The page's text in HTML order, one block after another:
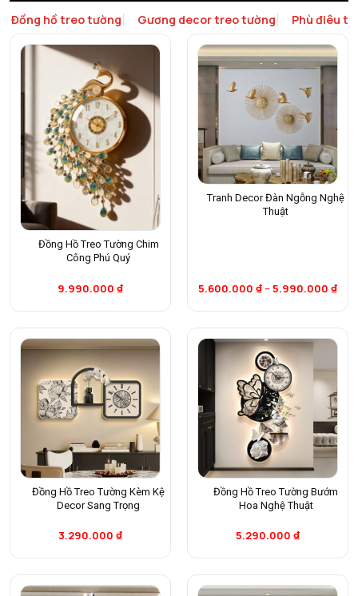
Đồng hồ treo tường Gương decor treo tường Phù điêu
Đồng Hồ Treo Tường Chim
Công Phú Quý
9.990.000 ₫
Tranh Decor Đàn Ngỗng Nghệ
Thuật
5.600.000 ₫–5.990.000 ₫
Đồng Hồ Treo Tường Kèm Kệ
Decor Sang Trọng
3.290.000 ₫
Đồng Hồ Treo Tường Bướm
Hoa Nghệ Thuật
5.290.000 ₫